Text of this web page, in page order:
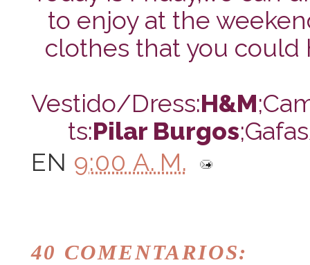
to enjoy at the
clothes that you could
Vestido/Dress:H&M
ts:Pilar Burgos
EN 9:00 A. M.
40 COMENTARIOS: